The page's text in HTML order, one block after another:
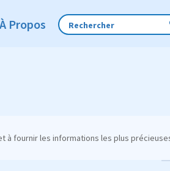
À Propos
fournir les informations les plus